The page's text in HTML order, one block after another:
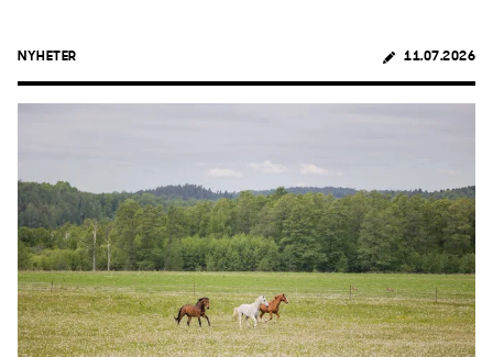
NYHETER 11.07.2026